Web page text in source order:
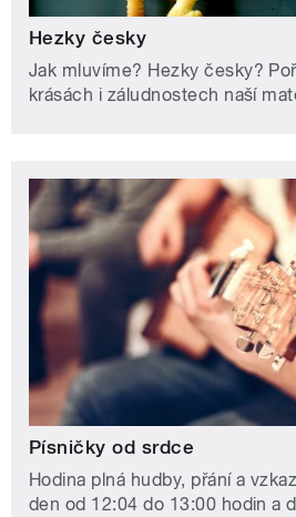
Hezky česky
Jak mluvíme? Hezky česky?
krásách i záludnostech naší
Písničky od srdce
Hodina plná hudby, přání a
den od 12:04 do 13:00 hodin a